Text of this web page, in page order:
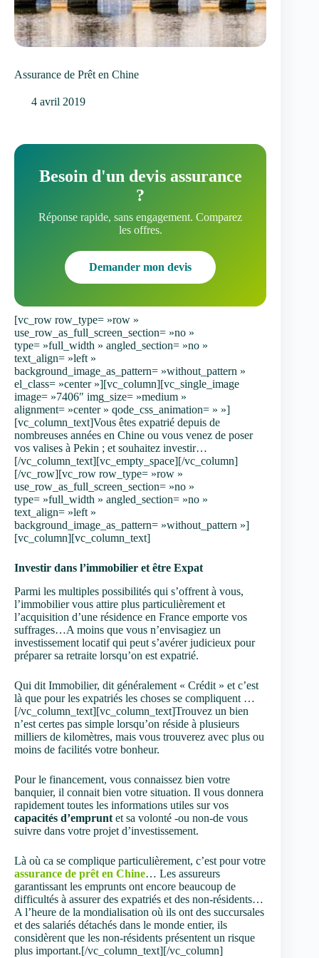
Assurance de Prêt en Chine
4 avril 2019
Besoin d'un devis assurance
?
Réponse rapide, sans engagement. Comparez
les offres.
Demander mon devis
[vc_row row_type= »row »
use_row_as_full_screen_section= »no »
type= »full_width » angled_section= »no »
text_align= »left »
background_image_as_pattern= »without_pattern »
el_class= »center »][vc_column][vc_single_image
image= »7406″ img_size= »medium »
alignment= »center » qode_css_animation= » »]
[vc_column_text]Vous êtes expatrié depuis de
nombreuses années en Chine ou vous venez de poser
vos valises à Pekin ; et souhaitez investir…
[/vc_column_text][vc_empty_space][/vc_column]
[/vc_row][vc_row row_type= »row »
use_row_as_full_screen_section= »no »
type= »full_width » angled_section= »no »
text_align= »left »
background_image_as_pattern= »without_pattern »]
[vc_column][vc_column_text]
Investir dans l’immobilier et être Expat
Parmi les multiples possibilités qui s’offrent à vous,
l’immobilier vous attire plus particulièrement et
l’acquisition d’une résidence en France emporte vos
suffrages…A moins que vous n’envisagiez un
investissement locatif qui peut s’avérer judicieux pour
préparer sa retraite lorsqu’on est expatrié.
Qui dit Immobilier, dit généralement « Crédit » et c’est
là que pour les expatriés les choses se compliquent …
[/vc_column_text][vc_column_text]Trouvez un bien
n’est certes pas simple lorsqu’on réside à plusieurs
milliers de kilomètres, mais vous trouverez avec plus ou
moins de facilités votre bonheur.
Pour le financement, vous connaissez bien votre
banquier, il connait bien votre situation. Il vous donnera
rapidement toutes les informations utiles sur vos
capacités d’emprunt et sa volonté -ou non-de vous
suivre dans votre projet d’investissement.
Là où ca se complique particulièrement, c’est pour votre
assurance de prêt en Chine… Les assureurs
garantissant les emprunts ont encore beaucoup de
difficultés à assurer des expatriés et des non-résidents…
A l’heure de la mondialisation où ils ont des succursales
et des salariés détachés dans le monde entier, ils
considèrent que les non-résidents présentent un risque
plus important.[/vc_column_text][/vc_column]